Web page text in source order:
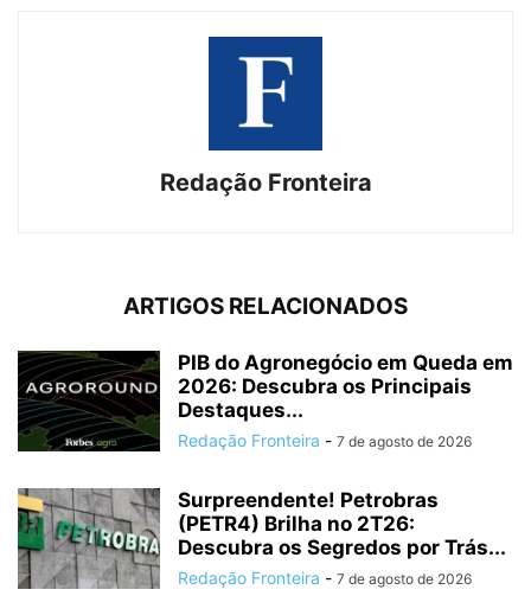
Redação Fronteira
ARTIGOS RELACIONADOS
PIB do Agronegócio em Queda em
2026: Descubra os Principais
Destaques...
Redação Fronteira - 7 de agosto de 2026
Surpreendente! Petrobras
(PETR4) Brilha no 2T26:
Descubra os Segredos por Trás...
Redação Fronteira - 7 de agosto de 2026